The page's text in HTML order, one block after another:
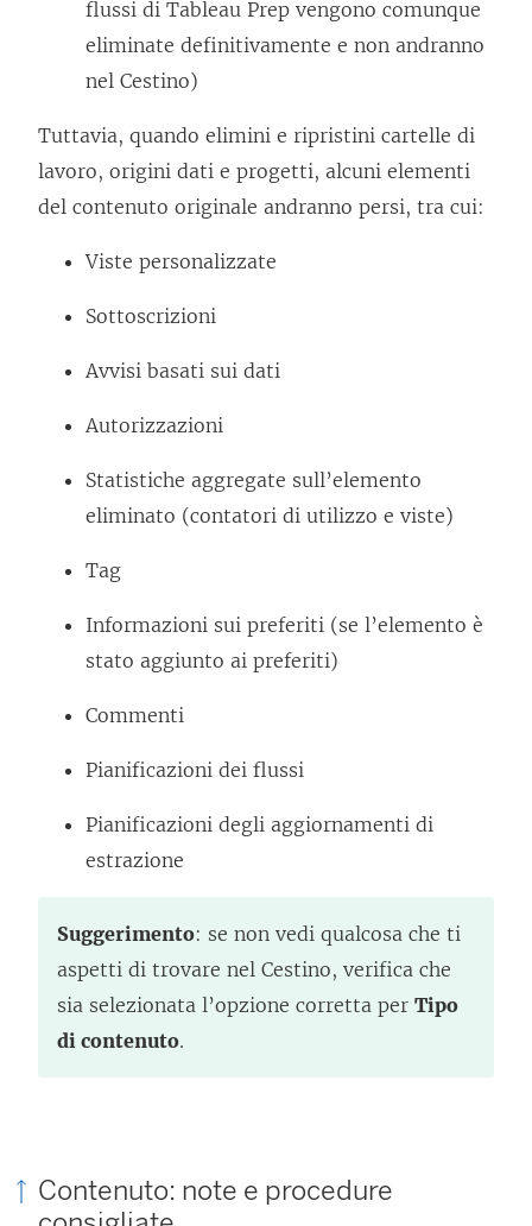
flussi di Tableau Prep vengono comunque
eliminate definitivamente e non andranno
nel Cestino)
Tuttavia, quando elimini e ripristini cartelle di
lavoro, origini dati e progetti, alcuni elementi
del contenuto originale andranno persi, tra cui:
Viste personalizzate
Sottoscrizioni
Avvisi basati sui dati
Autorizzazioni
Statistiche aggregate sull’elemento
eliminato (contatori di utilizzo e viste)
Tag
Informazioni sui preferiti (se l’elemento è
stato aggiunto ai preferiti)
Commenti
Pianificazioni dei flussi
Pianificazioni degli aggiornamenti di
estrazione
Suggerimento: se non vedi qualcosa che ti
aspetti di trovare nel Cestino, verifica che
sia selezionata l’opzione corretta per Tipo
di contenuto.
Contenuto: note e procedure